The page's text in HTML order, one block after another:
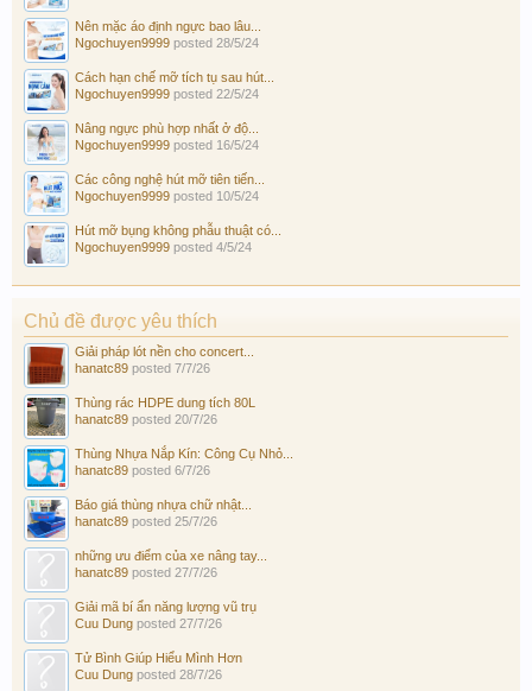
Nên mặc áo định ngực bao lâu...
Ngochuyen9999 posted 28/5/24
Cách hạn chế mỡ tích tụ sau hút...
Ngochuyen9999 posted 22/5/24
Nâng ngực phù hợp nhất ở độ...
Ngochuyen9999 posted 16/5/24
Các công nghệ hút mỡ tiên tiến...
Ngochuyen9999 posted 10/5/24
Hút mỡ bụng không phẫu thuật có...
Ngochuyen9999 posted 4/5/24
Chủ đề được yêu thích
Giải pháp lót nền cho concert...
hanatc89 posted 7/7/26
Thùng rác HDPE dung tích 80L
hanatc89 posted 20/7/26
Thùng Nhựa Nắp Kín: Công Cụ Nhỏ...
hanatc89 posted 6/7/26
Báo giá thùng nhựa chữ nhật...
hanatc89 posted 25/7/26
những ưu điểm của xe nâng tay...
hanatc89 posted 27/7/26
Giải mã bí ẩn năng lượng vũ trụ
Cuu Dung posted 27/7/26
Tử Bình Giúp Hiểu Mình Hơn
Cuu Dung posted 28/7/26